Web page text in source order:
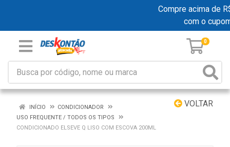
Compre acima de
com o
0
VOLTAR
INÍCIO
CONDICIONADOR
USO FREQUENTE / TODOS OS TIPOS
CONDICIONADO ELSEVE Q LISO COM ESCOVA 200ML